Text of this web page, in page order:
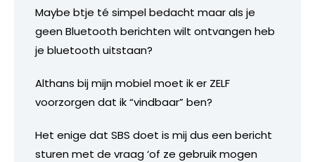
Maybe btje té simpel bedacht maar als je
geen Bluetooth berichten wilt ontvangen heb
je bluetooth uitstaan?
Althans bij mijn mobiel moet ik er ZELF
voorzorgen dat ik “vindbaar” ben?
Het enige dat SBS doet is mij dus een bericht
sturen met de vraag ‘of ze gebruik mogen